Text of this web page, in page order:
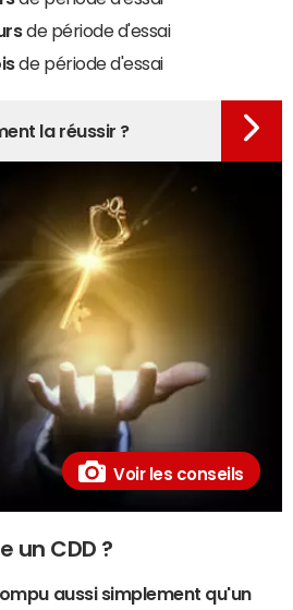
de période d'essai
de période d'essai
Voir les conseils
la réussir ?
un CDD ?
aussi simplement qu'un